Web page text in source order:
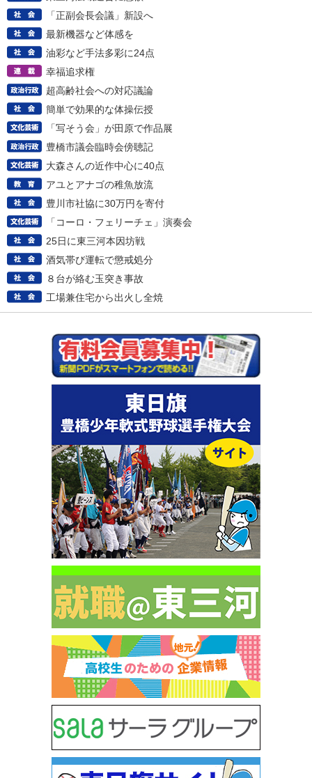
「正副会長会議」新設へ
最新機器など体感を
油彩など手法多彩に24点
幸福追求権
超高齢社会への対応議論
簡単で効果的な体操伝授
「写そう会」が田原で作品展
豊橋市議会臨時会傍聴記
大森さんの近作中心に40点
アユとアナゴの稚魚放流
豊川市社協に30万円を寄付
「コーロ・フェリーチェ」演奏会
25日に東三河本因坊戦
酒気帯び運転で懲戒処分
８台が絡む玉突き事故
工場兼住宅から出火し全焼